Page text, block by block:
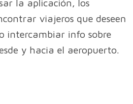
la aplicación, los
viajeros que deseen
intercambiar info sobre
y hacia el aeropuerto.